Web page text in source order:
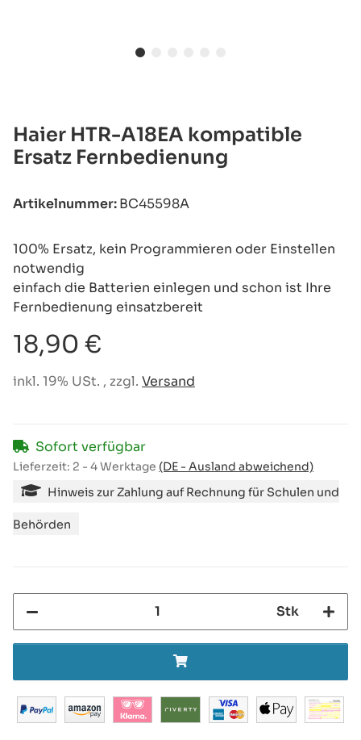
Haier HTR-A18EA kompatible
Ersatz Fernbedienung
Artikelnummer:BC45598A
100% Ersatz, kein Programmieren oder Einstellen
notwendig
einfach die Batterien einlegen und schon ist Ihre
Fernbedienung einsatzbereit
18,90 €
inkl. 19% USt. , zzgl. Versand
Sofort verfügbar
Lieferzeit: 2 - 4 Werktage (DE - Ausland abweichend)
Hinweis zur Zahlung auf Rechnung für Schulen und
Behörden
Stk